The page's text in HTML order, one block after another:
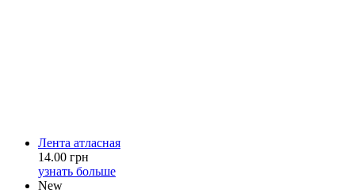
Лента атласная
14.00 грн
узнать больше
New